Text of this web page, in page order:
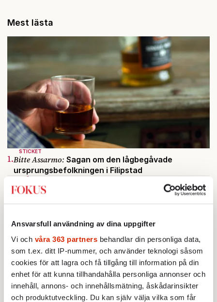
Ansvarsfull användning av dina uppgifter
Vi och våra 363 partners behandlar din personliga data,
som t.ex. ditt IP-nummer, och använder teknologi såsom
cookies för att lagra och få tillgång till information på din
enhet för att kunna tillhandahålla personliga annonser och
innehåll, annons- och innehållsmätning, åskådarinsikter
och produktutveckling. Du kan själv välja vilka som får
Mest lästa
STICKET
1.Bitte Assarmo: Sagan om den lågbegåvade
ursprungsbefolkningen i Filipstad
2.Sakine Madon:
Efter islamistdådet oroar sig
Av: Bengt Jangfeldt
4.Johan Hakelius:DN-rubriken visar vad som sägs
mellan raderna
5.Johan Romin:Varför ställs aldrig dessa frågor?
STICKET
6.Dan Korn:Quisling, quislingar och sten i glashus